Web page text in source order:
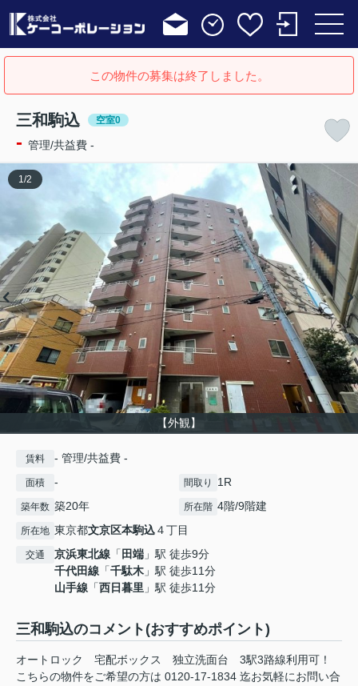
この物件の募集は終了しました。
三和駒込 空室0
- 管理/共益費 -
【外観】
1 /2
賃料 - 管理/共益費 -
面積 - 間取り 1R
築年数 築20年 所在階 4階/9階建
所在地 東京都文京区本駒込４丁目
交通 京浜東北線 「 田端 」駅 徒歩9分
千代田線 「千駄木 」駅 徒歩11分
山手線 「西日暮里 」駅 徒歩11分
三和駒込のコメント(おすすめポイント)
オートロック 宅配ボックス 独立洗面台 3駅3路線利用可！
こちらの物件をご希望の方は 0120-17-1834 迄お気軽にお問い合